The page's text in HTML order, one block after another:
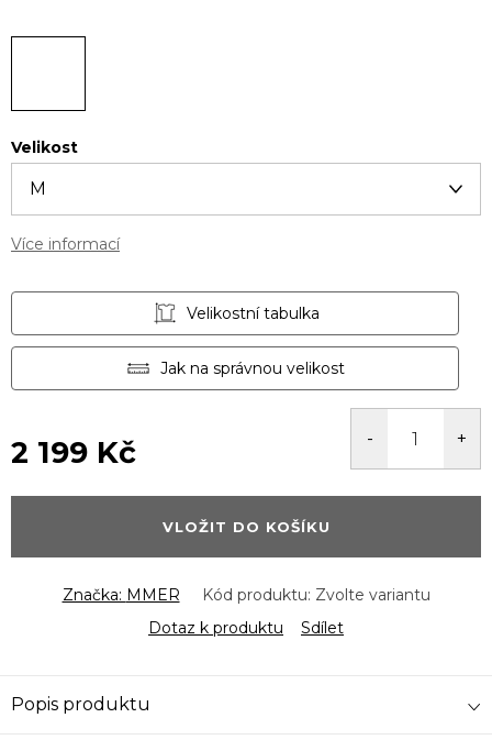
Velikost
Více informací
Velikostní tabulka
Jak na správnou velikost
2 199 Kč
cena:
VLOŽIT DO KOŠÍKU
Značka: MMER Kód produktu: Zvolte variantu
Dotaz k produktu
Sdílet
Popis produktu